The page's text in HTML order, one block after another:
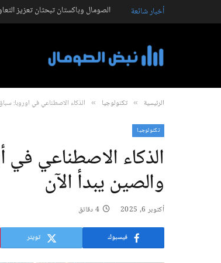
أخبار شائعة الصومال وباكستان تبحثان تعزيز
الرئيسية » تكنولوجيا » الذكاء الاصطناعي في أوروبا:
تكنولوجيا
الذكاء الاصطناعي في
والصين يبدأ الآن
أكتوبر 6, 2025 4 دقائق
فيسبوك تويتر